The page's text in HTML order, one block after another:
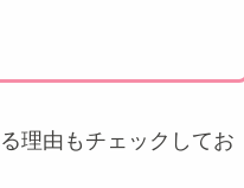
理由もチェックしてお